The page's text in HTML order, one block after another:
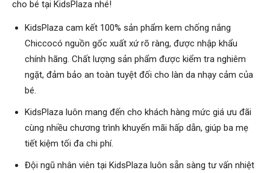
cho bé tại KidsPlaza nhé!
KidsPlaza cam kết 100% sản phẩm kem chống nắng
Chiccocó nguồn gốc xuất xứ rõ ràng, được nhập khẩu
chính hãng. Chất lượng sản phẩm được kiểm tra nghiêm
ngặt, đảm bảo an toàn tuyệt đối cho làn da nhạy cảm của
bé.
KidsPlaza luôn mang đến cho khách hàng mức giá ưu đãi
cùng nhiều chương trình khuyến mãi hấp dẫn, giúp ba mẹ
tiết kiệm tối đa chi phí.
Đội ngũ nhân viên tại KidsPlaza luôn sẵn sàng tư vấn nhiệt